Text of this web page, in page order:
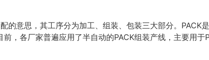
的意思，其工序分为加工、组装、包装三大部分。PACK
，各厂家普遍应用了半自动的PACK组装产线，主要用于